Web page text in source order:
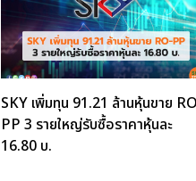
SKY เพิ่มทุน 91.21 ล้านหุ้นขาย
PP 3 รายใหญ่รับซื้อราคาหุ้นละ
16.80 บ.